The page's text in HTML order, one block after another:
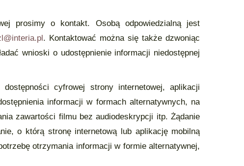
prosimy o kontakt. Osobą odpowiedzialną jest
. Kontaktować można się także dzwoniąc
wnioski o udostępnienie informacji niedostępnej
cyfrowej strony internetowej, aplikacji
informacji w formach alternatywnych, na
zawartości filmu bez audiodeskrypcji itp. Żądanie
o którą stronę internetową lub aplikację mobilną
otrzymania informacji w formie alternatywnej,